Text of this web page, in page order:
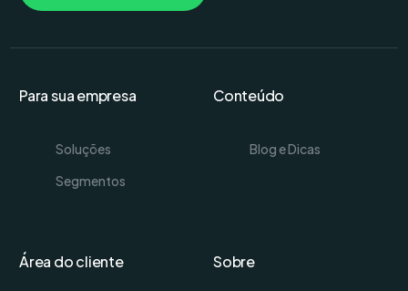
Para sua empresa
Soluções
Segmentos
Conteúdo
Blog e Dicas
Área do cliente Sobre